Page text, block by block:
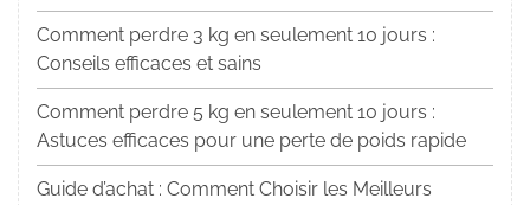
Comment perdre 3 kg en seulement 10 jours :
Conseils efficaces et sains
Comment perdre 5 kg en seulement 10 jours :
Astuces efficaces pour une perte de poids rapide
Guide d’achat : Comment Choisir les Meilleurs